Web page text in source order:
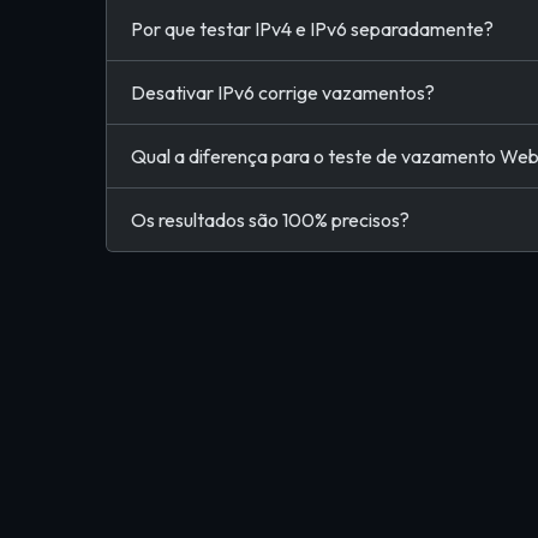
Por que testar IPv4 e IPv6 separadamente?
Desativar IPv6 corrige vazamentos?
Qual a diferença para o teste de vazamento
Os resultados são 100% precisos?